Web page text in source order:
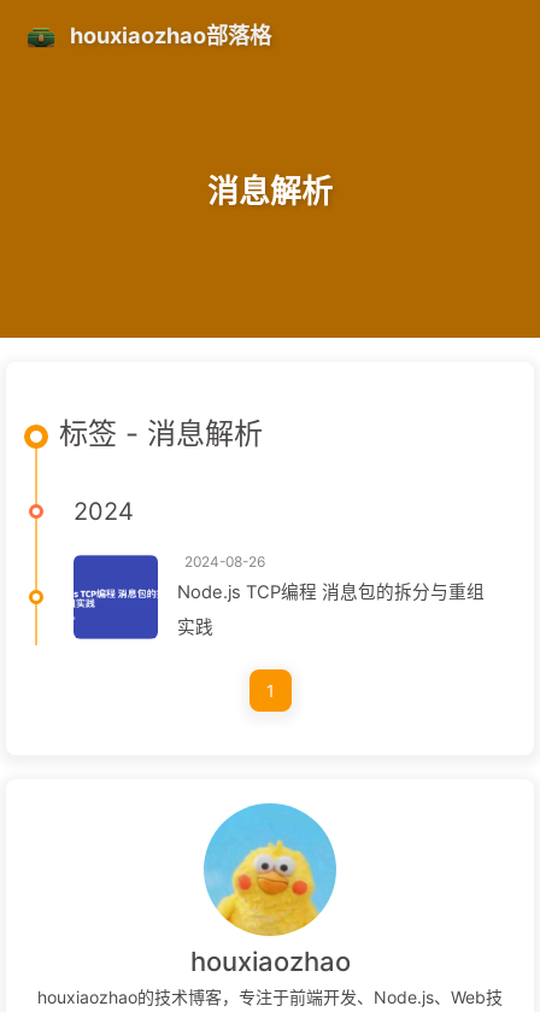
houxiaozhao部落格
消息解析
标签 - 消息解析
2024
2024-08-26
Node.js TCP编程 消息包的拆分与重组
实践
1
houxiaozhao
houxiaozhao的技术博客，专注于前端开发、Node.js、Web技